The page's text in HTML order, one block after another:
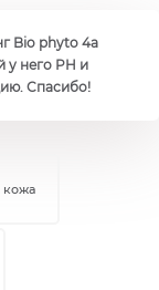
Bio phyto 4a
у него PH и
Спасибо!
кожа